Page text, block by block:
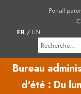
Portail
FR / EN
Bureau
d'été : Du